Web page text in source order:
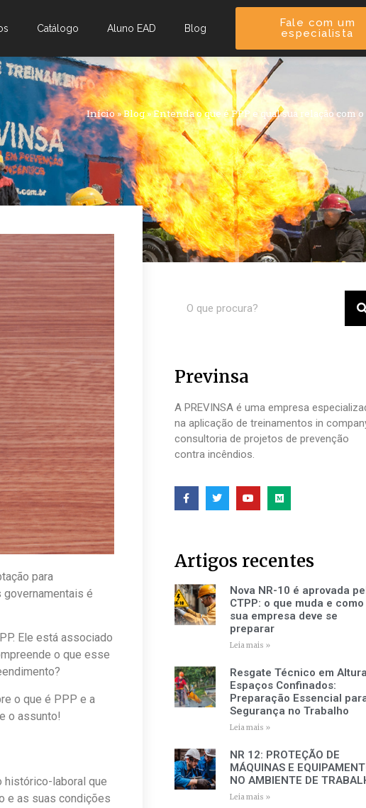
Catálogo Aluno EAD Blog
Fale com um
especialista
Início»Blog»Entenda o que é PPP e qual sua relação com
para
é
Ele está associado
o que esse
o que é PPP e a
o assunto!
laboral que
e as suas condições
Previnsa
A PREVINSA é uma empresa
na aplicação de treinamentos in
consultoria de projetos de prevenção
contra incêndios.
Artigos recentes
Nova NR-10 é aprovada
CTPP: o que muda e como
sua empresa deve se
preparar
Leia mais »
Resgate Técnico em
Espaços Confinados:
Preparação Essencial
Segurança no Trabalho
Leia mais »
NR 12: PROTEÇÃO DE
MÁQUINAS E
NO AMBIENTE DE
Leia mais »